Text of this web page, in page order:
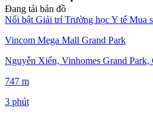
Đang tải bản đồ
Nổi bật Giải trí Trường họcY tế Mua
Vincom Mega Mall Grand Park
Nguyễn Xiển, Vinhomes Grand
747 m
3 phút